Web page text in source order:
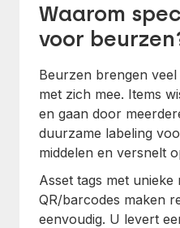
Waarom
voor
Beurzen brengen
met zich mee. Items
en gaan door
duurzame labeling
middelen en versnelt
Asset tags met
QR/barcodes maken
eenvoudig. U levert